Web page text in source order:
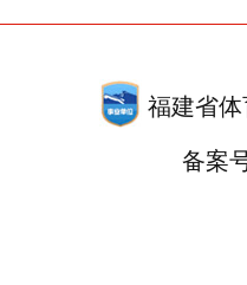
福建省体
备案